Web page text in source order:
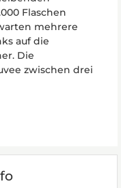
Flaschen
mehrere
auf die
Die
zwischen drei